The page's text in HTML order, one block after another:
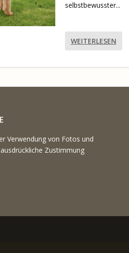
selbstbewusster...
WEITERLESEN
Verwendung von Fotos und
Zustimmung